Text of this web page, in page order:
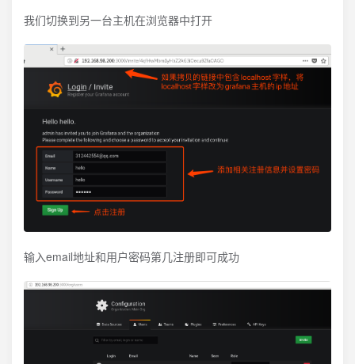
我们切换到另一台主机在浏览器中打开
输入email地址和用户密码第几注册即可成功